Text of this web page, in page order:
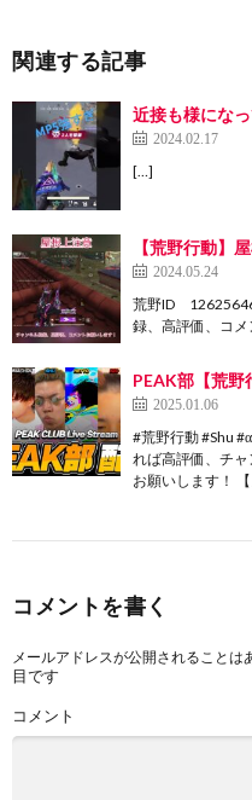
関連する記事
近接も様にな
2024.02.17
[…]
【荒野行動】
2024.05.24
荒野ID
録、高評価、コ
PEAK部【荒野
2025.01.06
#荒野行動 #Shu
れば高評価、チ
お願いします！
コメントを書く
メールアドレスが公開されることは
目です
コメント